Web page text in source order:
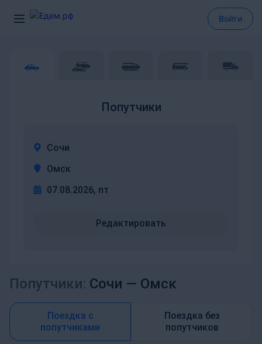
Войти
Попутчики
Сочи
Омск
07.08.2026, пт
Редактировать
Попутчики: Сочи — Омск
Поездка с
попутчиками
Поездка без
попутчиков